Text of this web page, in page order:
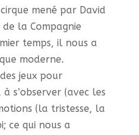
mené par David
la Compagnie
temps, il nous a
moderne.
jeux pour
s’observer (avec les
(la tristesse, la
ce qui nous a